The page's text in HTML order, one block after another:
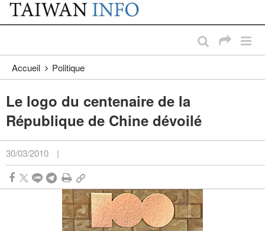
Passer au contenu principal
:::
Accueil Politique
Le logo du centenaire de la
République de Chine dévoilé
30/03/2010 |